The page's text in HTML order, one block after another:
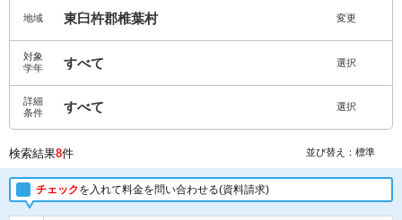
地域 東臼杵郡椎葉村 変更
対象
学年
すべて 選択
詳細
条件
すべて 選択
検索結果8件 並び替え：標準
チェックを入れて料金を問い合わせる(資料請求)